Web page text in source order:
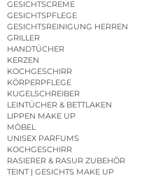
GESICHTSCREME
GESICHTSPFLEGE
GESICHTSREINIGUNG HERREN
GRILLER
HANDTÜCHER
KERZEN
KOCHGESCHIRR
KÖRPERPFLEGE
KUGELSCHREIBER
LEINTÜCHER & BETTLAKEN
LIPPEN MAKE UP
MÖBEL
UNISEX PARFUMS
KOCHGESCHIRR
RASIERER & RASUR ZUBEHÖR
TEINT | GESICHTS MAKE UP